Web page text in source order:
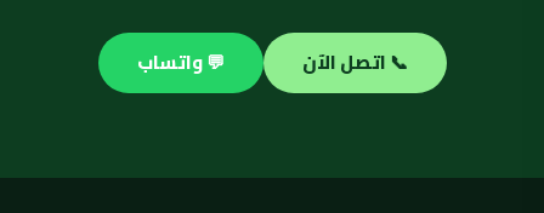
📞 اتصل الآن 💬 واتساب